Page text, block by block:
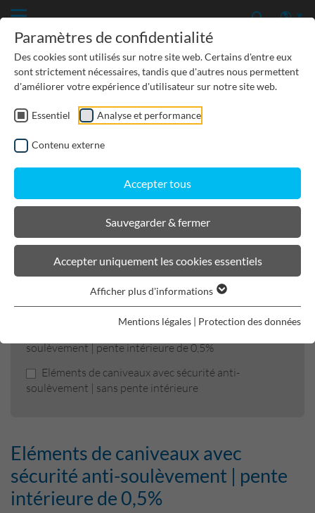
TP-GÉNIE CIVIL
PROTECTION DES EAUX SOUTERRAINES
URBANISME, PAYSAGISME
BIRCOlight
Filtrer les produits
soulèvement | pente intérieure de 0,5%
Eléments de caniveaux avec sécurité anti-
soulèvement | sans pente intérieure
Eléments de caniveaux avec
sécurité anti-soulèvement | pente
intérieure de 0,5%
Paramètres de confidentialité
Des cookies sont utilisés sur notre site web. Certains d'entre eux
sont strictement nécessaires, tandis que d'autres nous permettent
d'améliorer votre expérience d'utilisateur sur notre site web.
Essentiel Analyse et performance
Contenu externe
Accepter tous
Sauvegarder & fermer
Accepter uniquement les cookies essentiels
Afficher plus d'informations
Mentions légales | Protection des données